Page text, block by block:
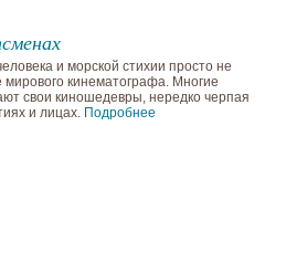
и морской стихии просто не
кинематографа. Многие
свои киношедевры, нередко черпая
и лицах. Подробнее